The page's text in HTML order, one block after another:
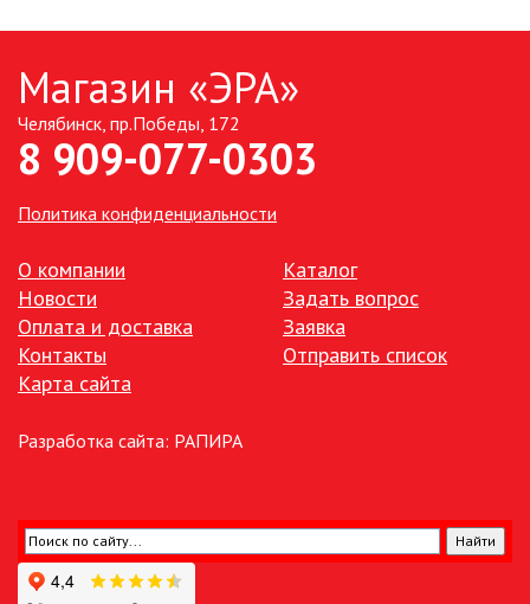
УЛИЧНОЕ ОСВЕЩЕНИЕ НА
УЛИЧНЫЕ СВЕТИЛЬНИКИ
ФОНТАНЫ
ЭЛЕМЕНТЫ ПИТАНИЯ
Магазин «ЭРА»
Челябинск, пр.Победы, 172
8 909-077-0303
Политика конфиденциальности
О компании
Новости
Оплата и доставка
Контакты
Карта сайта
Каталог
Задать вопрос
Заявка
Отправить список
Разработка сайта: РАПИРА